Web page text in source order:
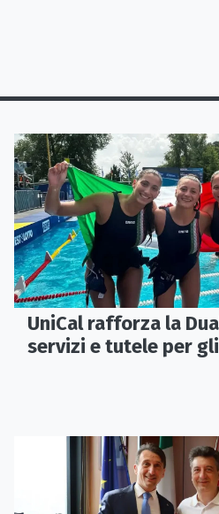
UniCal rafforza la
servizi e tutele per